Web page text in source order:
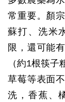
常重要。顏
蘇打、洗米
限，還可能
（約1根筷
草莓等表面
洗，香蕉、